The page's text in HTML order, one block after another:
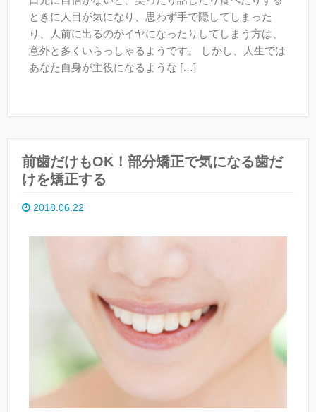
ときに人目が気になり、思わず手で隠してしまった
り、人前に出るのがイヤになったりしてしまう方は、
意外と多くいらっしゃるようです。 しかし、人生では
あなた自身が主役になるような […]
前歯だけもOK！部分矯正で気になる歯だ
けを矯正する
2018.06.22